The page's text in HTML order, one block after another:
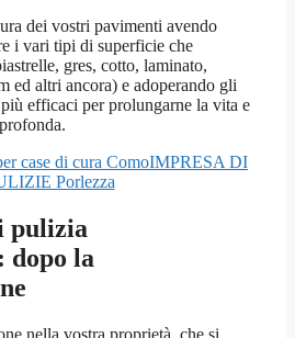
dei vostri pavimenti avendo
i vari tipi di superficie che
gres, cotto, laminato,
ed altri ancora) e adoperando gli
efficaci per prolungarne la vita e
IMPRESA DI
Porlezza
pulizia
la
nella vostra proprietà, che si